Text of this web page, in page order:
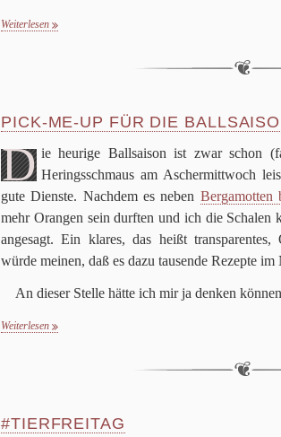
Weiterlesen
PICK-ME-UP FÜR DIE
D ie heu­rige Ball­sai­son ist zwar schon
Herings­schmaus am Ascher­mitt­woch
gute Dien­ste. Nach­dem es neben Ber­ga­mot­ten
mehr Oran­gen sein durf­ten und ich die Scha­len
ange­sagt. Ein kla­res, das heißt
würde mei­nen, daß es dazu tau­sende Rezepte
An die­ser Stelle hätte ich mir ja den­ken
Weiterlesen
#TIERFREITAG